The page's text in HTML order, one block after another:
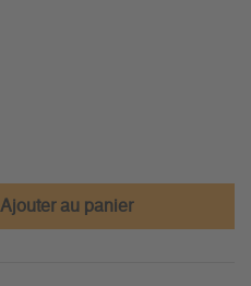
Ajouter au panier